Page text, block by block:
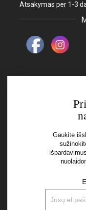
Atsakymas per 1-3
Aš perskaičiau ir
Gaukite